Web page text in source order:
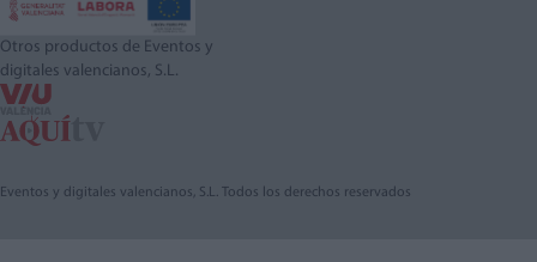
Otros productos de Eventos y
digitales valencianos, S.L.
Eventos y digitales valencianos, S.L. Todos los derechos reservados